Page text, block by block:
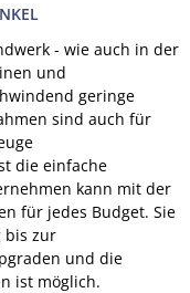
- wie auch in der
und
geringe
sind auch für
die einfache
kann mit der
für jedes Budget. Sie
bis zur
und die
ist möglich.